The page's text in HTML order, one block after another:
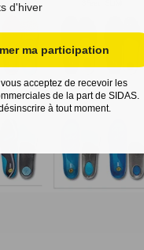
d'hiver
ma participation
acceptez de recevoir les
de la part de SIDAS.
à tout moment.